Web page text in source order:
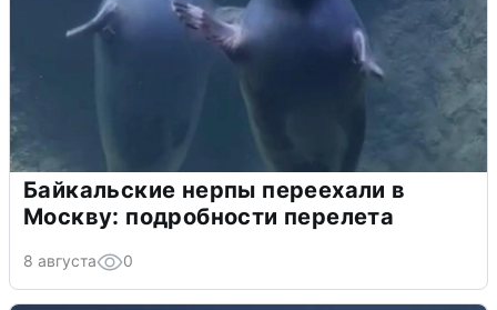
Байкальские нерпы переехали в
Москву: подробности перелета
8 августа 0